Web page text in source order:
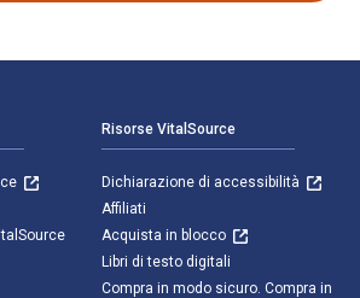
Risorse VitalSource
Dichiarazione di accessibilità
Affiliati
Acquista in blocco
Libri di testo digitali
Compra in modo sicuro. Compra in